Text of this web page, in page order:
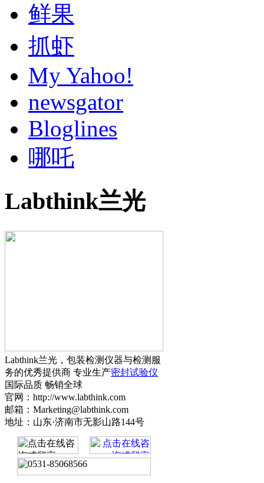
鲜果
抓虾
My Yahoo!
newsgator
Bloglines
哪吒
Labthink兰光
Labthink兰光，包装检测仪器与检测服
务的优秀提供商 专业生产密封试验仪
国际品质 畅销全球
官网：http://www.labthink.com
邮箱：Marketing@labthink.com
地址：山东·济南市无影山路144号